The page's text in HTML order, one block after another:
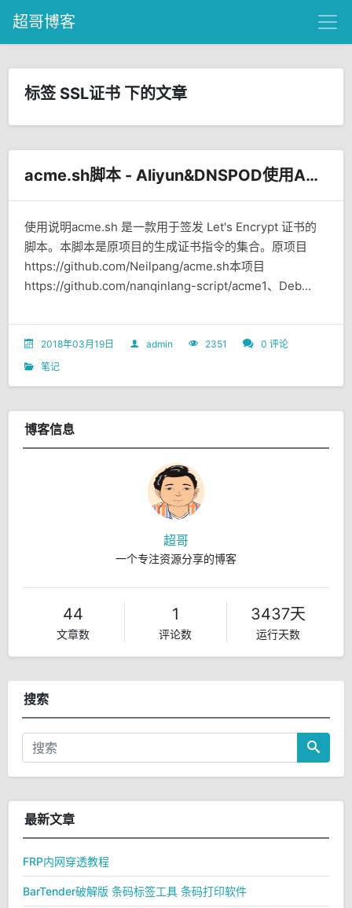
超哥博客
标签 SSL证书 下的文章
acme.sh脚本 - Aliyun&DNSPOD使用API快速 签发Let's Encrypt泛域名SSL证书
使用说明acme.sh 是一款用于签发 Let's Encrypt 证书的
脚本。本脚本是原项目的生成证书指令的集合。原项目
https://github.com/Neilpang/acme.sh本项目
https://github.com/nanqinlang-script/acme1、Deb...
2018年03月19日 admin 2351
0 评论
笔记
博客信息
超哥
一个专注资源分享的博客
44
文章数
1
评论数
3437天
运行天数
搜索
最新文章
FRP内网穿透教程
BarTender破解版 条码标签工具 条码打印软件